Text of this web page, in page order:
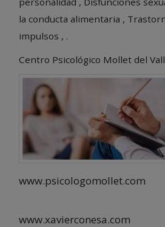
la conducta alimentaria ,
impulsos , .
Centro Psicológico Mollet del
www.psicologomollet.com
www.xavierconesa.com